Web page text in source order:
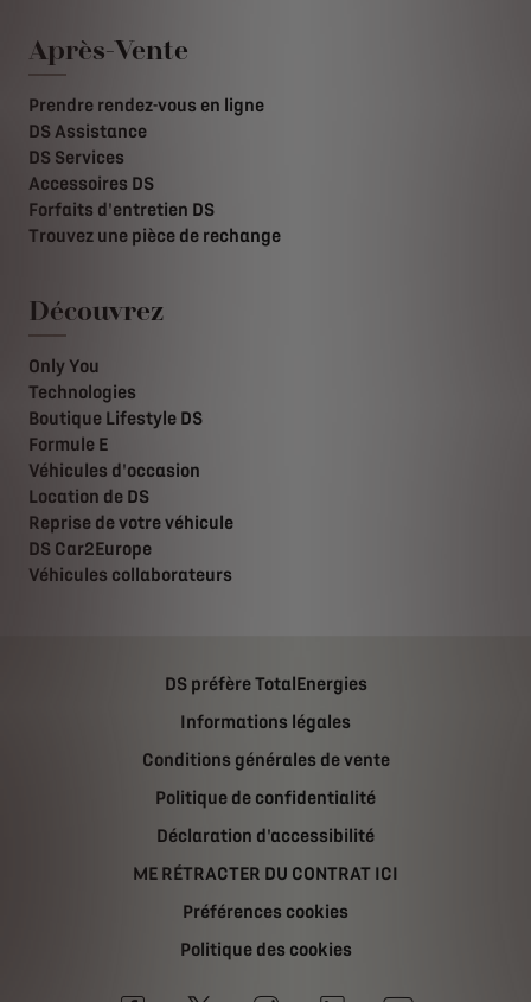
Après-Vente
Prendre rendez-vous en ligne
DS Assistance
DS Services
Accessoires DS
Forfaits d'entretien DS
Trouvez une pièce de rechange
Découvrez
Only You
Technologies
Boutique Lifestyle DS
Formule E
Véhicules d'occasion
Location de DS
Reprise de votre véhicule
DS Car2Europe
Véhicules collaborateurs
DS préfère TotalEnergies
Informations légales
Conditions générales de vente
Politique de confidentialité
Déclaration d'accessibilité
ME RÉTRACTER DU CONTRAT ICI
Préférences cookies
Politique des cookies